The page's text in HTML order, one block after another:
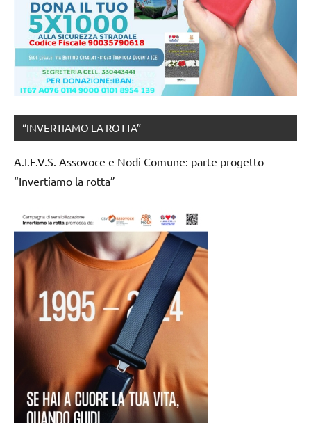
“INVERTIAMO LA ROTTA”
A.I.F.V.S. Assovoce e Nodi Comune: parte progetto
“Invertiamo la rotta”